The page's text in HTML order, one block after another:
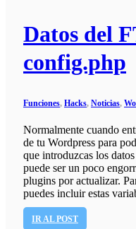
Datos del
config.php
Funciones, Hacks, Noticias,
Normalmente cuando
de tu Wordpress para
que introduzcas los
puede ser un poco
plugins por actualizar.
puedes incluir estas
IR AL POST